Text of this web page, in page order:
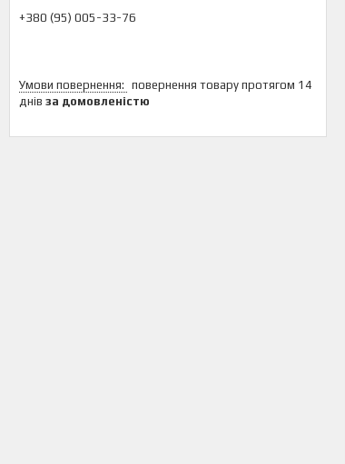
+380 (95) 005-33-76
повернення товару протягом 14
днів за домовленістю